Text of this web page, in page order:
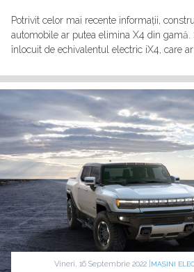
Potrivit celor mai recente informații,
automobile ar putea elimina X4 din
înlocuit de echivalentul electric iX4, care
Vineri, 16 Septembrie 2022 | MASINI